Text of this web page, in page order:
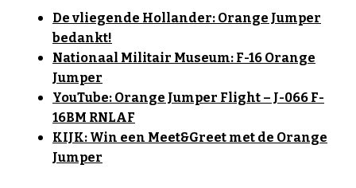
De vliegende Hollander: Orange Jumper
bedankt!
Nationaal Militair Museum: F-16 Orange
Jumper
YouTube: Orange Jumper Flight – J-066 F-
16BM RNLAF
KIJK: Win een Meet&Greet met de Orange
Jumper